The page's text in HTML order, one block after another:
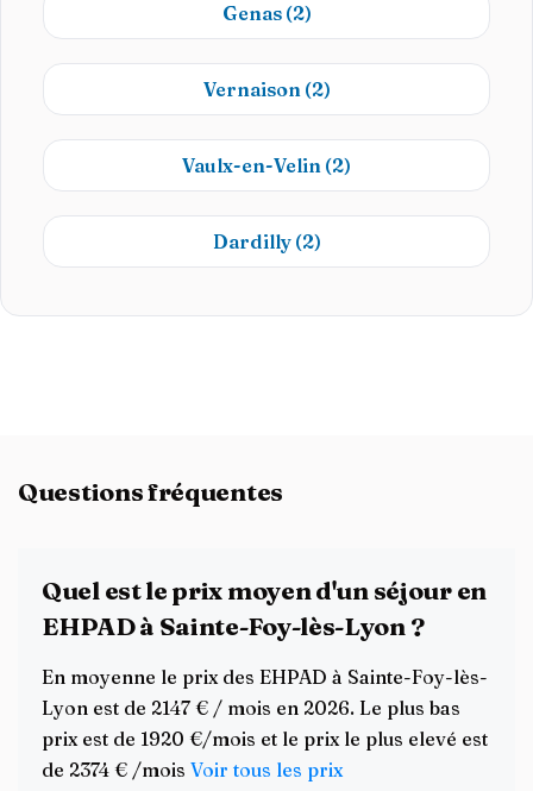
Genas (2)
Vernaison (2)
Vaulx-en-Velin (2)
Dardilly (2)
Questions fréquentes
Quel est le prix moyen d'un séjour en
EHPAD à Sainte-Foy-lès-Lyon ?
En moyenne le prix des EHPAD à Sainte-Foy-lès-
Lyon est de 2147 € / mois en 2026. Le plus bas
prix est de 1920 €/mois et le prix le plus elevé est
de 2374 € /mois Voir tous les prix